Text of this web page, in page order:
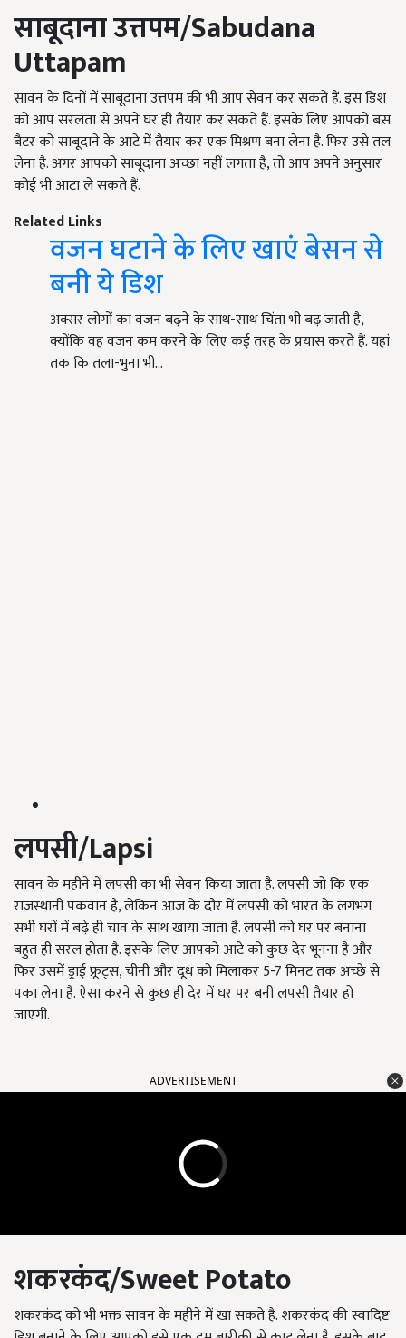
साबूदाना उत्तपम/Sabudana
Uttapam
सावन के दिनों में साबूदाना उत्तपम की भी आप सेवन कर सकते हैं. इस डिश
को आप सरलता से अपने घर ही तैयार कर सकते हैं. इसके लिए आपको बस
बैटर को साबूदाने के आटे में तैयार कर एक मिश्रण बना लेना है. फिर उसे तल
लेना है. अगर आपको साबूदाना अच्छा नहीं लगता है, तो आप अपने अनुसार
कोई भी आटा ले सकते हैं.
Related Links
वजन घटाने के लिए खाएं बेसन से
बनी ये डिश
अक्सर लोगों का वजन बढ़ने के साथ-साथ चिंता भी बढ़ जाती है,
क्योंकि वह वजन कम करने के लिए कई तरह के प्रयास करते हैं. यहां
तक कि तला-भुना भी…
लपसी/Lapsi
सावन के महीने में लपसी का भी सेवन किया जाता है. लपसी जो कि एक
राजस्थानी पकवान है, लेकिन आज के दौर में लपसी को भारत के लगभग
सभी घरों में बढ़े ही चाव के साथ खाया जाता है. लपसी को घर पर बनाना
बहुत ही सरल होता है. इसके लिए आपको आटे को कुछ देर भूनना है और
फिर उसमें ड्राई फ्रूट्स, चीनी और दूध को मिलाकर 5-7 मिनट तक अच्छे से
पका लेना है. ऐसा करने से कुछ ही देर में घर पर बनी लपसी तैयार हो
जाएगी.
ADVERTISEMENT
शकरकंद/Sweet Potato
शकरकंद को भी भक्त सावन के महीने में खा सकते हैं. शकरकंद की स्वादिष्ट